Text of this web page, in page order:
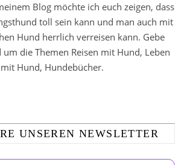
Blog möchte ich euch zeigen, dass
toll sein kann und man auch mit
Hund herrlich verreisen kann. Gebe
um die Themen Reisen mit Hund, Leben
mit Hund, Hundebücher.
UNSEREN NEWSLETTER